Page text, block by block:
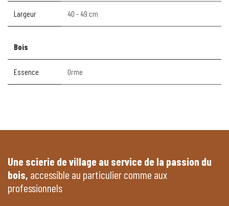
Largeur 40 - 49 cm
Bois
Essence Orme
Une scierie de village au service de la passion du
bois, accessible au particulier comme aux
professionnels